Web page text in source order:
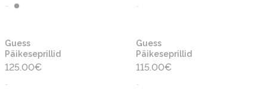
- -
Guess
Päikeseprillid
125.00€
-
Guess
Päikeseprillid
115.00€
-